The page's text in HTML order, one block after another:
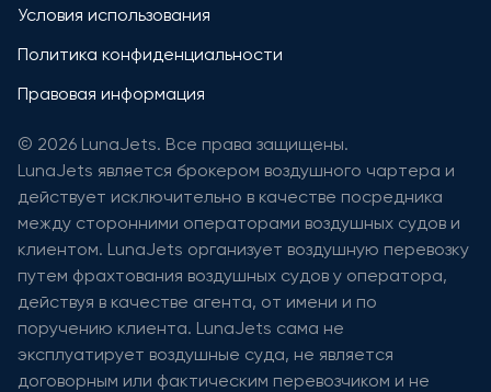
Условия использования
Политика конфиденциальности
Правовая информация
© 2026 LunaJets. Все права защищены.
LunaJets является брокером воздушного чартера и
действует исключительно в качестве посредника
между сторонними операторами воздушных судов и
клиентом. LunaJets организует воздушную перевозку
путем фрахтования воздушных судов у оператора,
действуя в качестве агента, от имени и по
поручению клиента. LunaJets сама не
эксплуатирует воздушные суда, не является
договорным или фактическим перевозчиком и не